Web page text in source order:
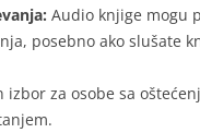
Audio knjige mogu
posebno ako slušate
za osobe sa